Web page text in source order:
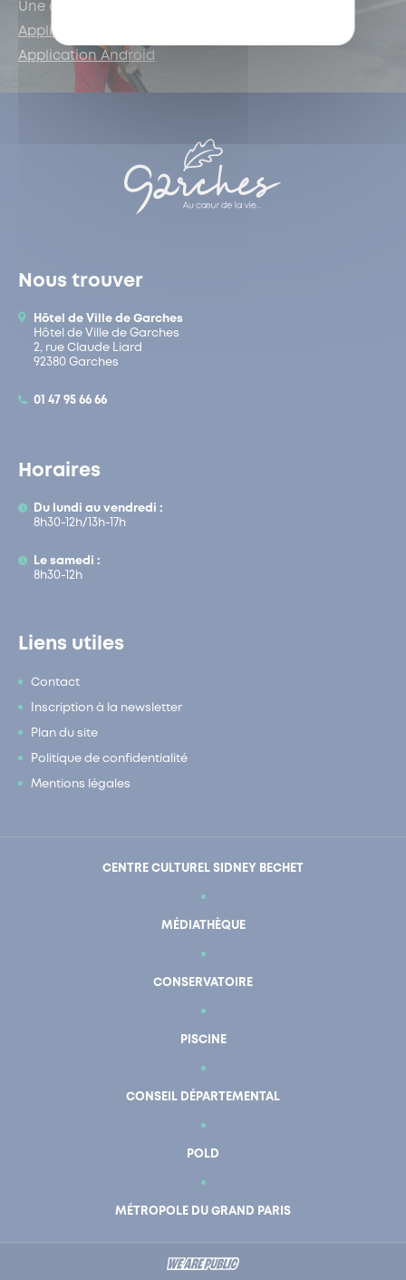
Une application est là pour vous !
Application iOS
Application Android
Nous trouver
Hôtel de Ville de Garches
Hôtel de Ville de Garches
2, rue Claude Liard
92380 Garches
01 47 95 66 66
Horaires
Du lundi au vendredi :
8h30-12h/13h-17h
Le samedi :
8h30-12h
Liens utiles
Contact
Inscription à la newsletter
Plan du site
Politique de confidentialité
Mentions légales
CENTRE CULTUREL SIDNEY BECHET
MÉDIATHÈQUE
CONSERVATOIRE
PISCINE
CONSEIL DÉPARTEMENTAL
POLD
MÉTROPOLE DU GRAND PARIS
En un clic Mon compte